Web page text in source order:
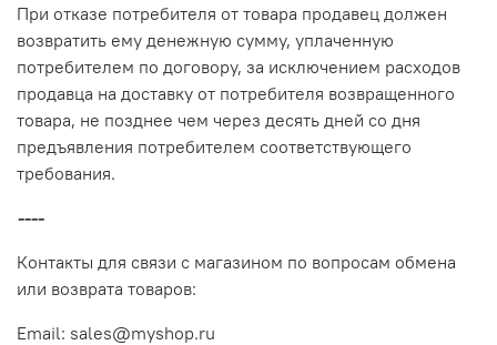
При отказе потребителя от товара продавец должен
возвратить ему денежную сумму, уплаченную
потребителем по договору, за исключением расходов
продавца на доставку от потребителя возвращенного
товара, не позднее чем через десять дней со дня
предъявления потребителем соответствующего
требования.
----
Контакты для связи с магазином по вопросам обмена
или возврата товаров:
Email: sales@myshop.ru